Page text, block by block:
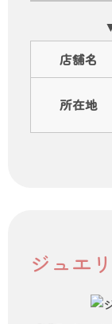
店舗名
所在地
ジュエ